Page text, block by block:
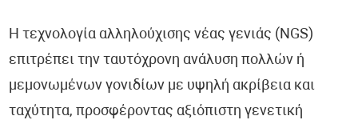
Η τεχνολογία αλληλούχισης νέας γενιάς (NGS)
επιτρέπει την ταυτόχρονη ανάλυση πολλών ή
μεμονωμένων γονιδίων με υψηλή ακρίβεια και
ταχύτητα, προσφέροντας αξιόπιστη γενετική